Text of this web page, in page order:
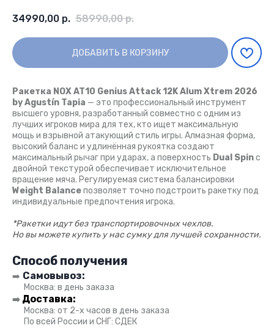
34990,00 р. 58990,00 р.
ДОБАВИТЬ В КОРЗИНУ
Ракетка NOX AT10 Genius Attack 12K Alum Xtrem 2026
by Agustín Tapia — это профессиональный инструмент
высшего уровня, разработанный совместно с одним из
лучших игроков мира для тех, кто ищет максимальную
мощь и взрывной атакующий стиль игры. Алмазная форма,
высокий баланс и удлинённая рукоятка создают
максимальный рычаг при ударах, а поверхность Dual Spinс
двойной текстурой обеспечивает исключительное
вращение мяча. Регулируемая система балансировки
Weight Balanceпозволяет точно подстроить ракетку под
индивидуальные предпочтения игрока.
*Ракетки идут без транспортировочных чехлов.
Но вы можете купить у нас сумку для лучшей сохранности.
Способ получения
➡️ Самовывоз:
Москва: в день заказа
➡️ Доставка:
Москва: от 2-х часов в день заказа
По всей России и СНГ: СДЕК